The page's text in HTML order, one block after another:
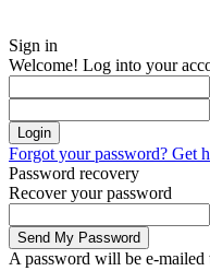
Sign in
Welcome! Log into your
Forgot your password? Get
Password recovery
Recover your password
A password will be e-mailed